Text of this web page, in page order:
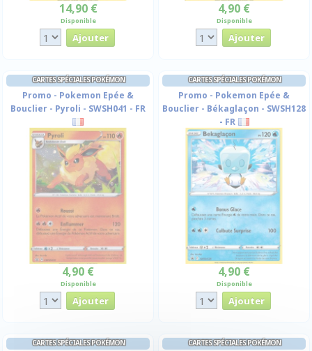
14,90 €
Disponible
4,90 €
Disponible
CARTES SPÉCIALES POKÉMON
Promo - Pokemon Epée &
Bouclier - Pyroli - SWSH041 - FR
4,90 €
Disponible
CARTES SPÉCIALES POKÉMON
Promo - Pokemon Epée &
Bouclier - Békaglaçon - SWSH128
- FR
4,90 €
Disponible
CARTES SPÉCIALES POKÉMON CARTES SPÉCIALES POKÉMON